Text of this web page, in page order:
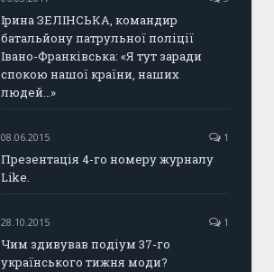
Ірина ЗЕЛІНСЬКА, командир
батальйону патрульної поліції
Івано-Франківська: «Я тут заради
спокою нашої країни, наших
людей…»
08.06.2015 1
Презентація 4-го номеру журналу
Like.
28.10.2015 1
Чим здивував подіум 37-го
українського тижня моди?